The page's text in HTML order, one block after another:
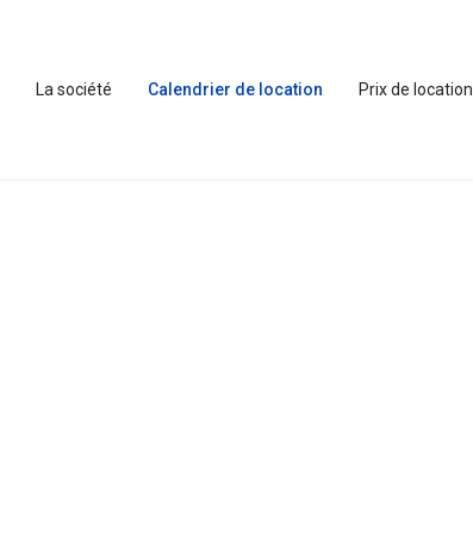
La société Calendrier de location Prix de location